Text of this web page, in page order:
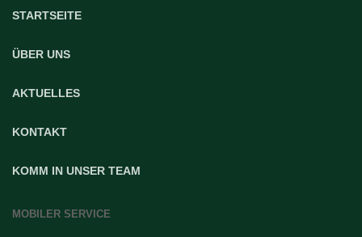
STARTSEITE
ÜBER UNS
AKTUELLES
KONTAKT
KOMM IN UNSER TEAM
MOBILER SERVICE